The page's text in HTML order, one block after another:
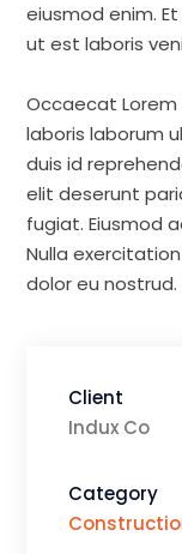
eiusmod enim.
ut est laboris
Occaecat
laboris laborum
duis id
elit deserunt
fugiat. Eiusmod
Nulla
dolor eu nostrud.
Client
Indux Co
Category